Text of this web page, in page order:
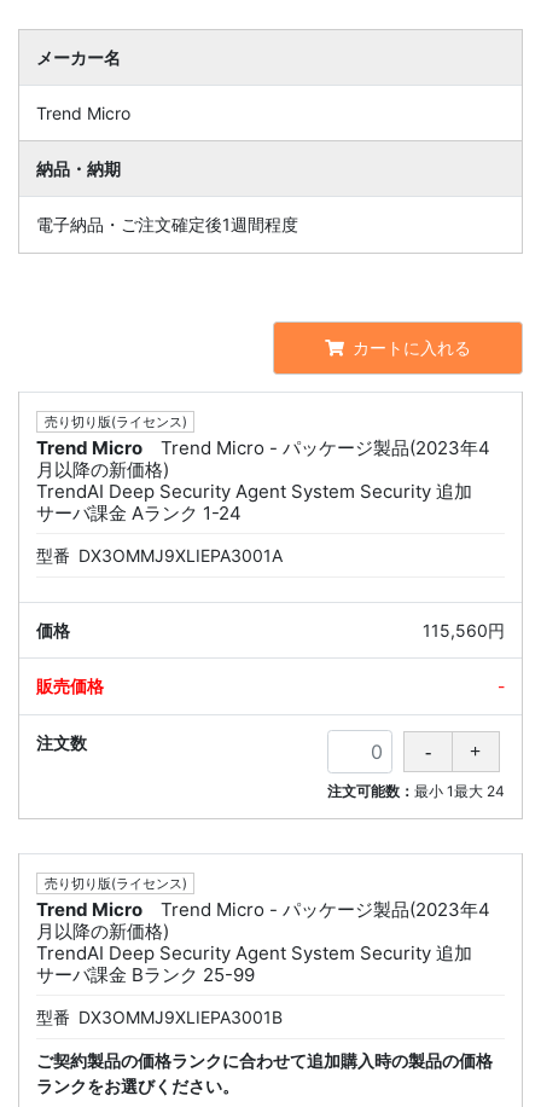
メーカー名
Trend Micro
納品・納期
電子納品・ご注文確定後1週間程度
カートに入れる
売り切り版(ライセンス)
Trend Micro
Trend Micro - パッケージ製品(2023年4
月以降の新価格)
TrendAI Deep Security Agent System Security 追加
サーバ課金 Aランク 1-24
型番 DX3OMMJ9XLIEPA3001A
115,560円
-
注文可能数： 最小 1最大 24
売り切り版(ライセンス)
Trend Micro
Trend Micro - パッケージ製品(2023年4
月以降の新価格)
TrendAI Deep Security Agent System Security 追加
サーバ課金 Bランク 25-99
型番 DX3OMMJ9XLIEPA3001B
ご契約製品の価格ランクに合わせて追加購入時の製品の価格
ランクをお選びください。